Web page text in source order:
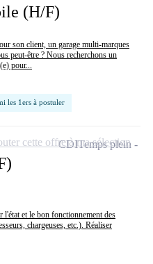
(H/F)
son client, un garage multi-marques
peut-être ? Nous recherchons un
pour...
les 1ers à postuler
l'état et le bon fonctionnement des
chargeuses, etc.). Réaliser
CDITemps plein
cette offre à ma sélection